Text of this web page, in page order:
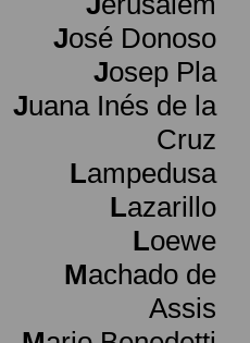
José Donoso
Josep Pla
Juana Inés de la
Cruz
Lampedusa
Lazarillo
Loewe
Machado de
Assis